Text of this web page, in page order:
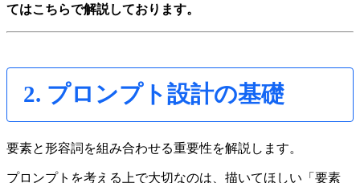
てはこちらで解説しております。
2. プロンプト設計の基礎
要素と形容詞を組み合わせる重要性を解説します。
プロンプトを考える上で大切なのは、描いてほしい「要素